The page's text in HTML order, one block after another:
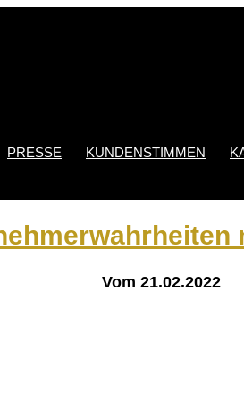
PRESSE KUNDENSTIMMEN
Vom 21.02.2022